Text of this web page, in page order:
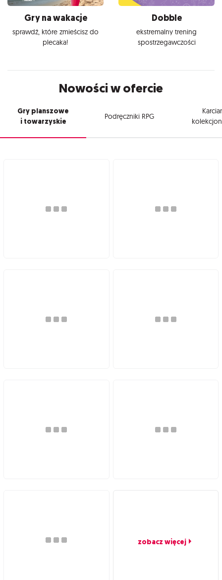
Gry na wakacje
sprawdź, które zmieścisz do
plecaka!
Dobble
ekstremalny trening
spostrzegawczości
Nowości w ofercie
Gry planszowe
i towarzyskie
Podręczniki RPG
zobacz więcej